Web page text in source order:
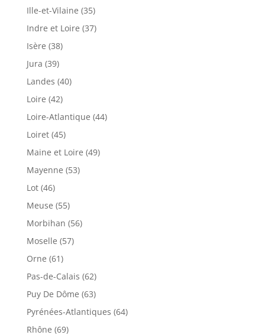
Ille-et-Vilaine (35)
Indre et Loire (37)
Isère (38)
Jura (39)
Landes (40)
Loire (42)
Loire-Atlantique (44)
Loiret (45)
Maine et Loire (49)
Mayenne (53)
Lot (46)
Meuse (55)
Morbihan (56)
Moselle (57)
Orne (61)
Pas-de-Calais (62)
Puy De Dôme (63)
Pyrénées-Atlantiques (64)
Rhône (69)